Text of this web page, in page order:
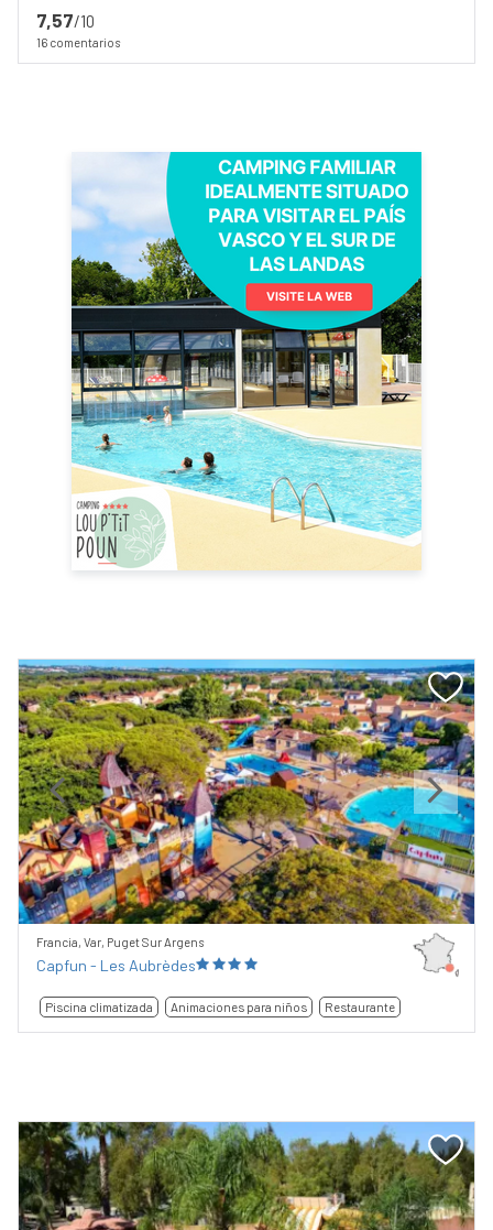
7,57/10
16 comentarios
Previous Next
Francia, Var, Puget Sur Argens
Capfun - Les Aubrèdes
Piscina climatizada Animaciones para niños Restaurante